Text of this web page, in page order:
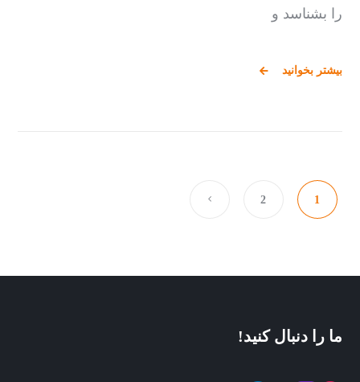
را بشناسد و
بیشتر بخوانید
1
2
ما را دنبال کنید!